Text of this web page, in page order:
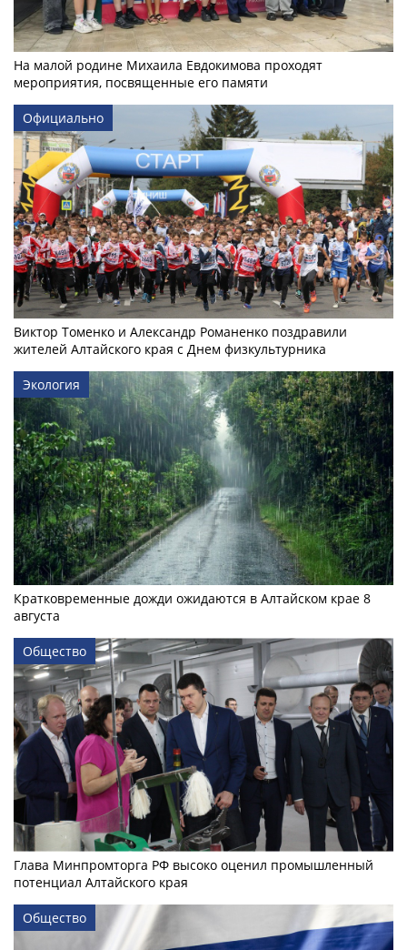
На малой родине Михаила Евдокимова проходят
мероприятия, посвященные его памяти
Официально
Виктор Томенко и Александр Романенко поздравили
жителей Алтайского края с Днем физкультурника
Экология
Кратковременные дожди ожидаются в Алтайском крае 8
августа
Общество
Глава Минпромторга РФ высоко оценил промышленный
потенциал Алтайского края
Общество